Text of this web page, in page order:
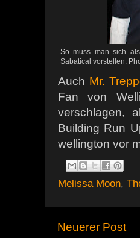
So muss man sich
Sabatical vorstellen.
Auch Mr.
Fan von
verschlagen,
Building Run
wellington vor
Melissa Moon,
Neuerer Post